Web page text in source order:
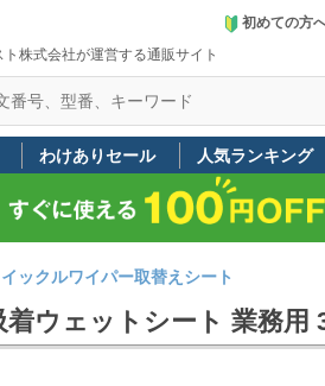
株式会社が運営する通販サイト
初めての方
わけありセール 人気ランキング
ックルワイパー取替えシート
ウェットシート 業務用